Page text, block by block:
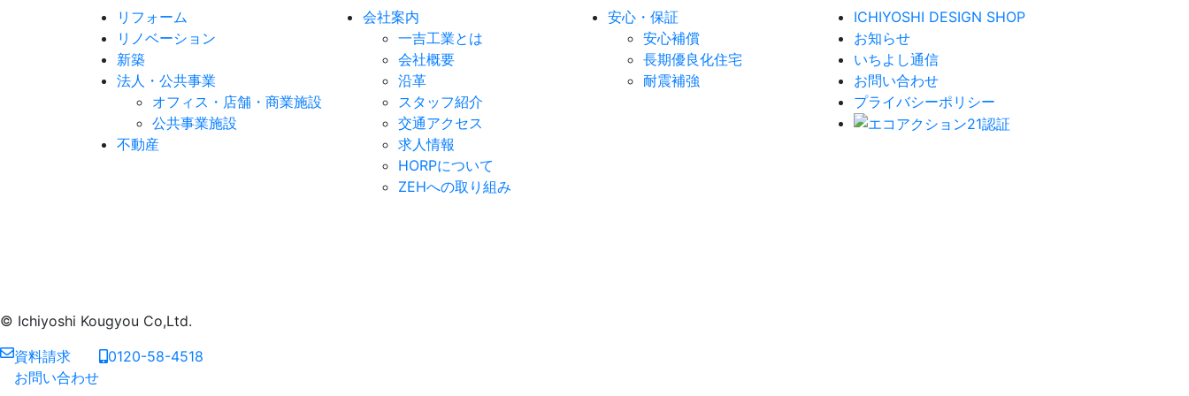
リフォーム
リノベーション
新築
法人・公共事業
オフィス・店舗・商業施設
公共事業施設
不動産
会社案内
一吉工業とは
会社概要
沿革
スタッフ紹介
交通アクセス
求人情報
HORPについて
ZEHへの取り組み
安心・保証
安心補償
長期優良化住宅
耐震補強
ICHIYOSHI DESIGN SHOP
お知らせ
いちよし通信
お問い合わせ
プライバシーポリシー
© Ichiyoshi Kougyou Co,Ltd.
資料請求
お問い合わせ
0120-58-4518